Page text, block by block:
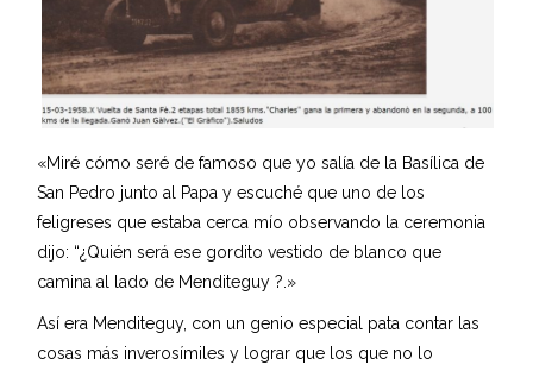
«Miré cómo seré de famoso que yo salía de la Basílica de
San Pedro junto al Papa y escuché que uno de los
feligreses que estaba cerca mío observando la ceremonia
dijo: “¿Quién será ese gordito vestido de blanco que
camina al lado de Menditeguy ?.»
Así era Menditeguy, con un genio especial pata contar las
cosas más inverosímiles y lograr que los que no lo